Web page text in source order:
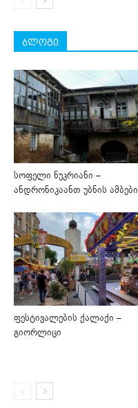
ბლოგი
სოფელი ნუკრიანი –
ანდრონიკაანთ უბნის ამბები
ფესტივალების ქალაქი –
გიორლიცი